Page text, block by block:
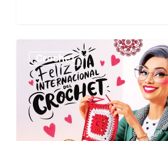
Septiembre
Crochet